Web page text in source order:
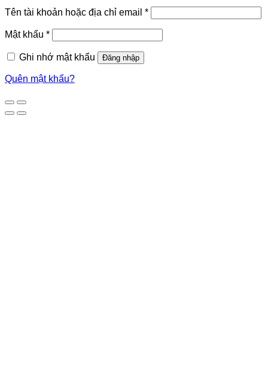
Tên tài khoản hoặc địa chỉ email *
Mật khẩu *
Ghi nhớ mật khẩu Đăng nhập
Quên mật khẩu?